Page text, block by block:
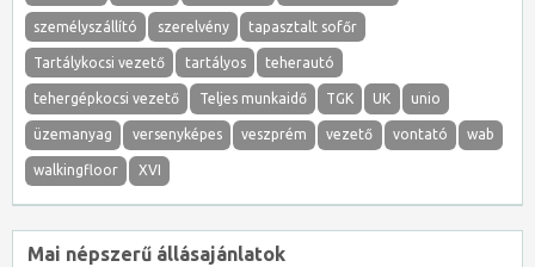
személyszállító szerelvény tapasztalt sofőr
Tartálykocsi vezető tartályos teherautó
tehergépkocsi vezető Teljes munkaidő TGK UK unio
üzemanyag versenyképes veszprém vezető vontató wab
walkingfloor XVI
Mai népszerű állásajánlatok